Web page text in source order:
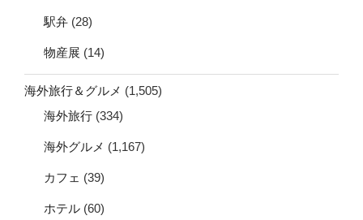
駅弁 (28)
物産展 (14)
海外旅行＆グルメ (1,505)
海外旅行 (334)
海外グルメ (1,167)
カフェ (39)
ホテル (60)